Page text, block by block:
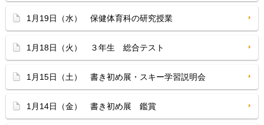
1月19日（水） 保健体育科の研究授業
1月18日（火） ３年生 総合テスト
1月15日（土） 書き初め展・スキー学習説明会
1月14日（金） 書き初め展 鑑賞